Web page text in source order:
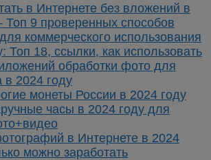
в Интернете без вложений в
Топ 9 проверенных способов
коммерческого использования
Топ 18, ссылки, как использовать
обработки фото для
в 2024 году
монеты России в 2024 году
часы в 2024 году для
в Интернете в 2024
можно заработать